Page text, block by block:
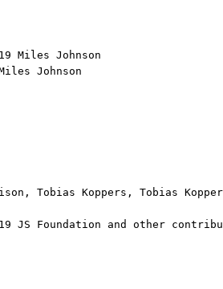
Miles Johnson
Johnson
Tobias Koppers, Tobias
JS Foundation and other